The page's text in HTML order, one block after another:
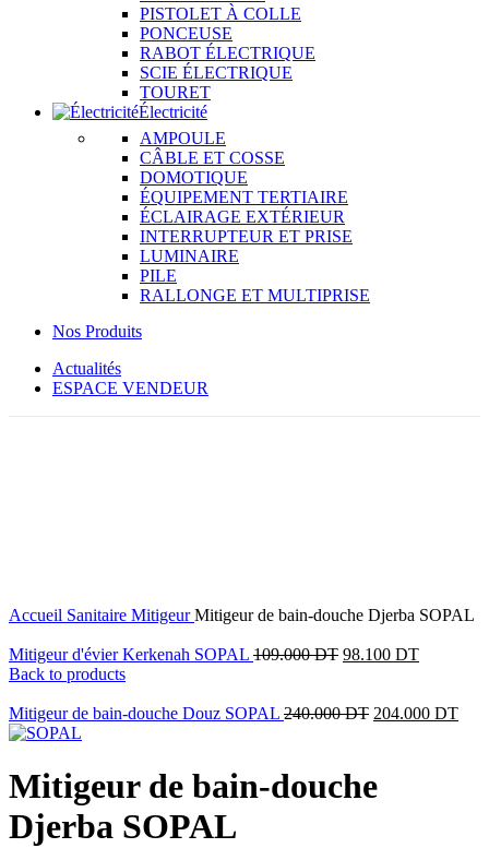
PISTOLET À COLLE
PONCEUSE
RABOT ÉLECTRIQUE
SCIE ÉLECTRIQUE
TOURET
Électricité
AMPOULE
CÂBLE ET COSSE
DOMOTIQUE
ÉQUIPEMENT TERTIAIRE
ÉCLAIRAGE EXTÉRIEUR
INTERRUPTEUR ET PRISE
LUMINAIRE
PILE
RALLONGE ET MULTIPRISE
Nos Produits
Actualités
ESPACE VENDEUR
Accueil Sanitaire MitigeurMitigeur de bain-douche Djerba SOPAL
Mitigeur d'évier Kerkenah SOPAL 109.000DT 98.100 DT
Back to products
Mitigeur de bain-douche Douz SOPAL 240.000DT 204.000 DT
Mitigeur de bain-douche
Djerba SOPAL